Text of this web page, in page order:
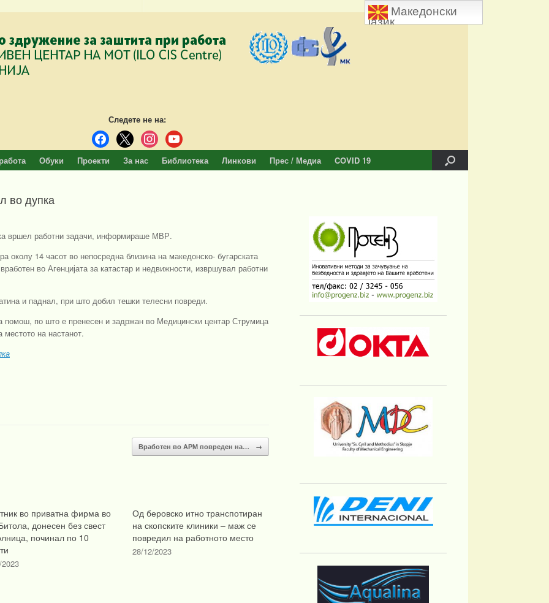
Следете не на:
facebook
x instagramyoutube
Обуки Проекти За нас Библиотека Линкови Прес / Медиа COVID 19
во дупка
вршел работни задачи, информираше МВР.
околу 14 часот во непосредна близина на македонско- бугарската
во Агенцијата за катастар и недвижности, извршувал работни
и паднал, при што добил тешки телесни повреди.
по што е пренесен и задржан во Медицински центар Струмица
на настанот.
Вработен во АРМ повреден на… →
во приватна фирма во
донесен без свест
починал по 10
Од беровско итно транспотиран
на скопските клиники – маж се
повредил на работното место
28/12/2023
Македонски
јазик